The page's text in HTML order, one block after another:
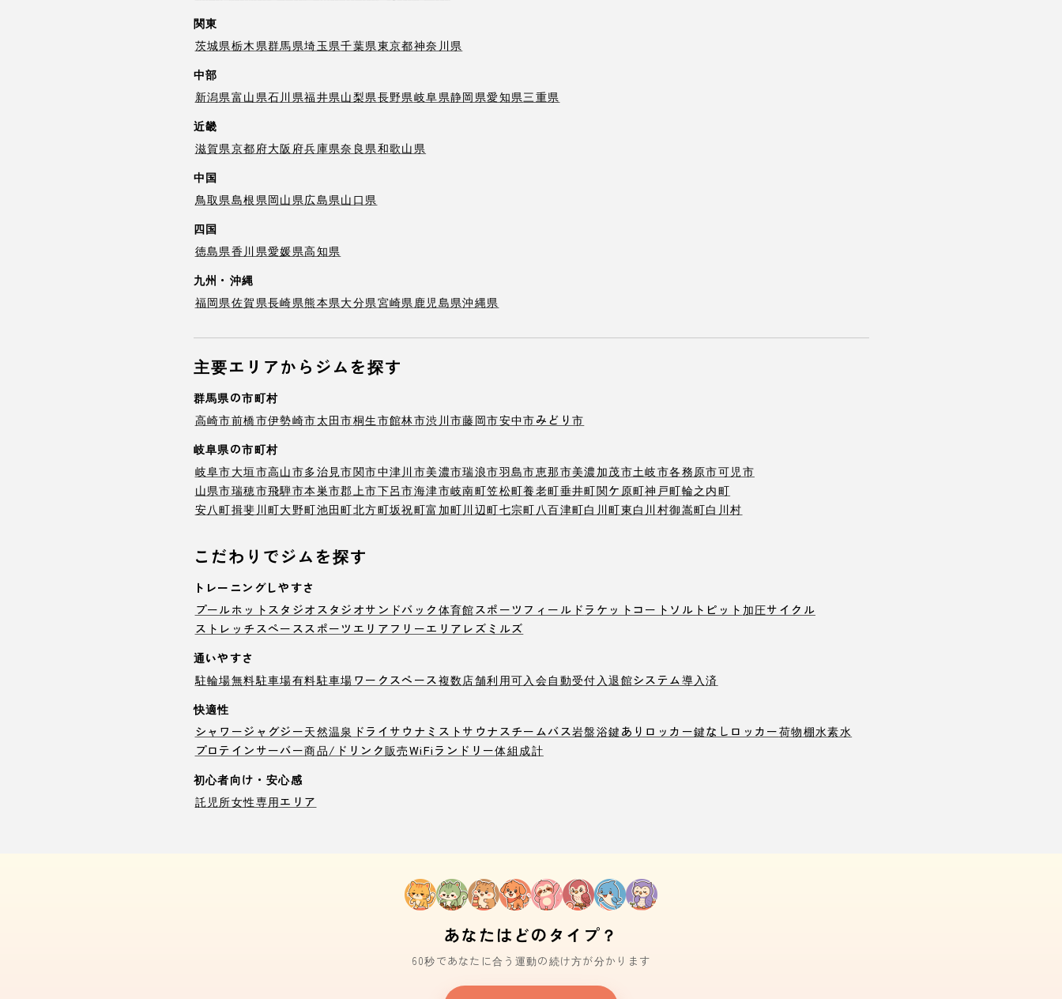
関東
茨城県栃木県群馬県埼玉県千葉県東京都神奈川県
中部
新潟県富山県石川県福井県山梨県長野県岐阜県静岡県愛知県三重県
近畿
滋賀県京都府大阪府兵庫県奈良県和歌山県
中国
鳥取県島根県岡山県広島県山口県
四国
徳島県香川県愛媛県高知県
九州・沖縄
福岡県佐賀県長崎県熊本県大分県宮崎県鹿児島県沖縄県
主要エリアからジムを探す
群馬県の市町村
高崎市前橋市伊勢崎市太田市桐生市館林市渋川市藤岡市安中市みどり市
岐阜県の市町村
岐阜市大垣市高山市多治見市関市中津川市美濃市瑞浪市羽島市恵那市美濃加茂市土岐市各務原市可児市
山県市瑞穂市飛騨市本巣市郡上市下呂市海津市岐南町笠松町養老町垂井町関ケ原町神戸町輪之内町
安八町揖斐川町大野町池田町北方町坂祝町富加町川辺町七宗町 八百津町白川町東白川村御嵩町白川村
こだわりでジムを探す
トレーニングしやすさ
プールホットスタジオ スタジオサンドバック 体育館スポーツフィールド ラケットコート ソルトピット 加圧サイクル
ストレッチスペーススポーツエリア フリーエリア レズミルズ
通いやすさ
駐輪場無料駐車場有料駐車場 ワークスペース複数店舗利用可入会自動受付 入退館システム導入済
快適性
シャワージャグジー天然温泉 ドライサウナ ミストサウナ スチームバス岩盤浴鍵ありロッカー鍵なしロッカー荷物棚水素水
プロテインサーバー商品/ドリンク販売WiFi ランドリー体組成計
初心者向け・安心感
託児所女性専用エリア
あなたはどのタイプ？
60秒であなたに合う運動の続け方が分かります